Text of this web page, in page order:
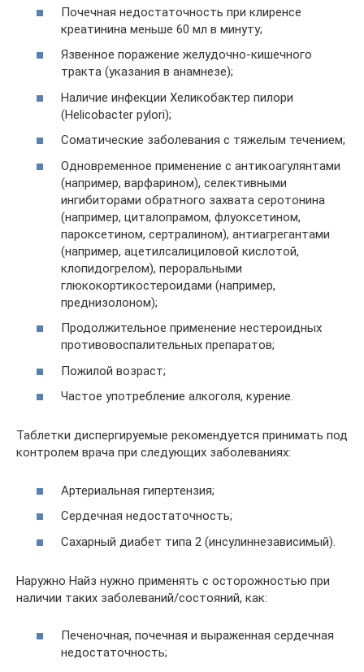
Почечная недостаточность при клиренсе
креатинина меньше 60 мл в минуту;
Язвенное поражение желудочно-кишечного
тракта (указания в анамнезе);
Наличие инфекции Хеликобактер пилори
(Helicobacter pylori);
Соматические заболевания с тяжелым течением;
Одновременное применение с антикоагулянтами
(например, варфарином), селективными
ингибиторами обратного захвата серотонина
(например, циталопрамом, флуоксетином,
пароксетином, сертралином), антиагрегантами
(например, ацетилсалициловой кислотой,
клопидогрелом), пероральными
глюкокортикостероидами (например,
преднизолоном);
Продолжительное применение нестероидных
противовоспалительных препаратов;
Пожилой возраст;
Частое употребление алкоголя, курение.
Таблетки диспергируемые рекомендуется принимать под
контролем врача при следующих заболеваниях:
Артериальная гипертензия;
Сердечная недостаточность;
Сахарный диабет типа 2 (инсулиннезависимый).
Наружно Найз нужно применять с осторожностью при
наличии таких заболеваний/состояний, как:
Печеночная, почечная и выраженная сердечная
недостаточность;